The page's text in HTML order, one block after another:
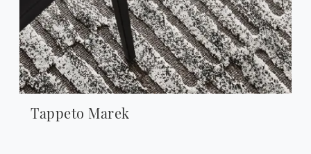
Tappeto Marek